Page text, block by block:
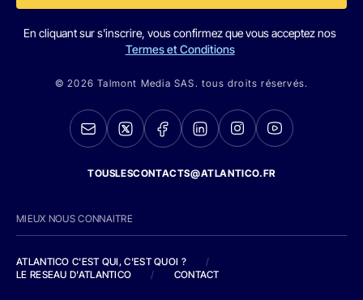
En cliquant sur s'inscrire, vous confirmez que vous acceptez nos
Termes et Conditions
© 2026 Talmont Media SAS. tous droits réservés.
TOUSLESCONTACTS@ATLANTICO.FR
MIEUX NOUS CONNAITRE
ATLANTICO C'EST QUI, C'EST QUOI ?
/
LE RESEAU D'ATLANTICO
/ CONTACT